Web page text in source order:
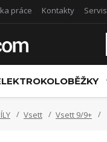
práce Kontakty Servis
Vsett Vsett 9/9+